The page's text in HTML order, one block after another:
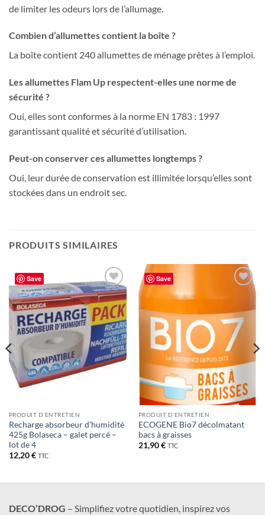
de limiter les odeurs lors de l’allumage.
Combien d’allumettes contient la boîte ?
La boîte contient 240 allumettes de ménage prêtes à l’emploi.
Les allumettes Flam Up respectent-elles une norme de
sécurité ?
Oui, elles sont conformes à la norme EN 1783 : 1997
garantissant qualité et sécurité d’utilisation.
Peut-on conserver ces allumettes longtemps ?
Oui, leur durée de conservation est illimitée lorsqu’elles sont
stockées dans un endroit sec.
PRODUITS SIMILAIRES
Save
Ajouter
à la liste
de
souhaits
PRODUIT D’ENTRETIEN
Recharge absorbeur d’humidité
425g Bolaseca – galet percé –
lot de 4
12,20€ TTC
Save
de
souhaits
PRODUIT D’ENTRETIEN
ECOGENE Bio7 décolmatant
bacs à graisses
21,90€ TTC
DECO’DROG – Simplifiez votre quotidien, inspirez vos